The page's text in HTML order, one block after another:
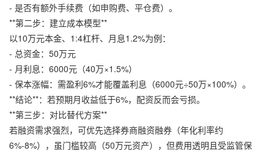
- 是否有额外手续费（如申购费、平仓费）。
**第二步：建立成本模型**
以10万元本金、1:4杠杆、月息1.2%为例：
- 总资金：50万元
- 月利息：6000元（40万×1.5%）
- 保本涨幅：需盈利6%才能覆盖利息（6000元÷50万×100%）。
**结论**：若预期月收益低于6%，配资反而会亏损。
**第三步：对比替代方案**
若融资需求强烈，可优先选择券商融资融券（年化利率约
6%-8%），虽门槛较高（50万元资产），但费用透明且受监管保